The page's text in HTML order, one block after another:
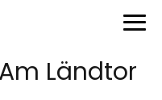
Ländtor